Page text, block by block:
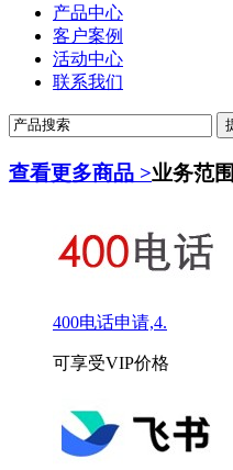
产品中心
客户案例
活动中心
联系我们
查看更多商品 >业务范围
400电话申请,4.
可享受VIP价格